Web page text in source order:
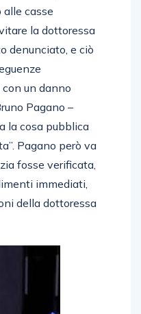
alle casse
la dottoressa
denunciato, e ciò
un danno
Pagano –
la cosa pubblica
Pagano però va
fosse verificata,
immediati,
della dottoressa